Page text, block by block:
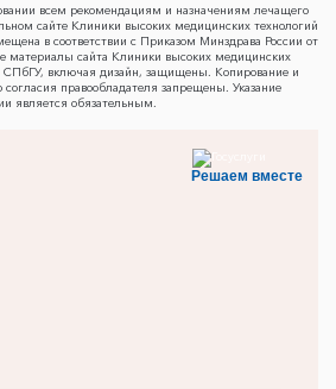
всем рекомендациям и назначениям лечащего
сайте Клиники высоких медицинских технологий
в соответствии с Приказом Минздрава России от
материалы сайта Клиники высоких медицинских
включая дизайн, защищены. Копирование и
согласия правообладателя запрещены. Указание
является обязательным.
Решаем вместе